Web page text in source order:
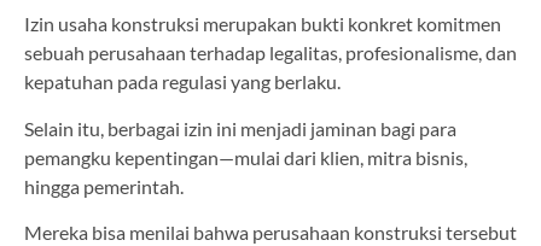
Izin usaha konstruksi merupakan bukti konkret komitmen
sebuah perusahaan terhadap legalitas, profesionalisme, dan
kepatuhan pada regulasi yang berlaku.
Selain itu, berbagai izin ini menjadi jaminan bagi para
pemangku kepentingan—mulai dari klien, mitra bisnis,
hingga pemerintah.
Mereka bisa menilai bahwa perusahaan konstruksi tersebut